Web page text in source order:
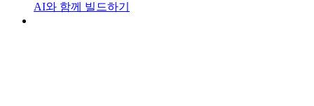
AI와 함께 빌드하기